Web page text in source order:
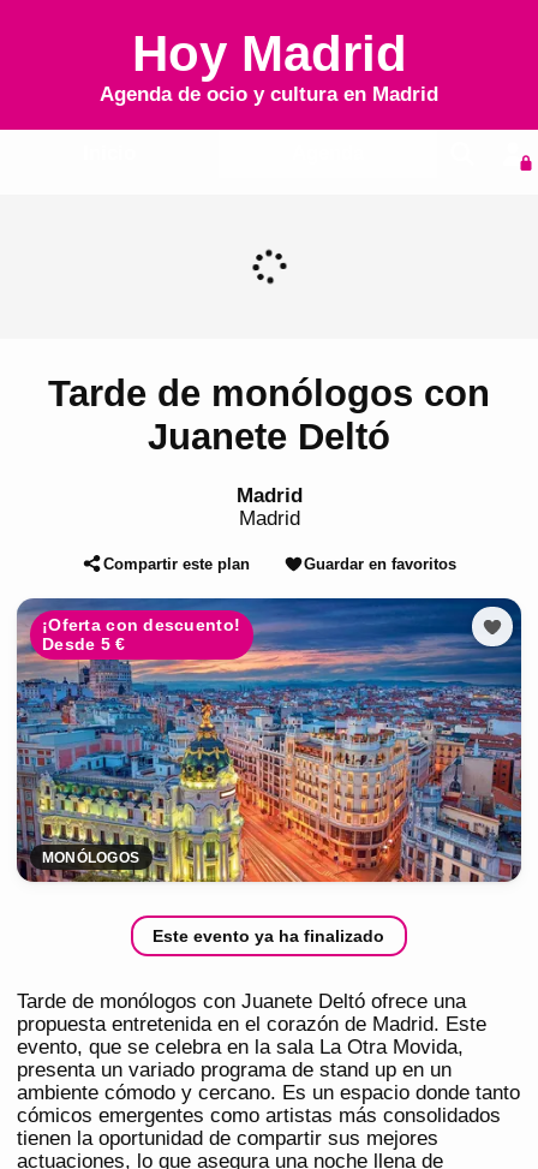
Hoy Madrid
Agenda de ocio y cultura en Madrid
Tarde de monólogos con
Juanete Deltó
Madrid
Madrid
Compartir este plan Guardar en favoritos
¡Oferta con descuento!
Desde 5 €
MONÓLOGOS
Este evento ya ha finalizado
Tarde de monólogos con Juanete Deltó ofrece una
propuesta entretenida en el corazón de Madrid. Este
evento, que se celebra en la sala La Otra Movida,
presenta un variado programa de stand up en un
ambiente cómodo y cercano. Es un espacio donde tanto
cómicos emergentes como artistas más consolidados
tienen la oportunidad de compartir sus mejores
actuaciones, lo que asegura una noche llena de